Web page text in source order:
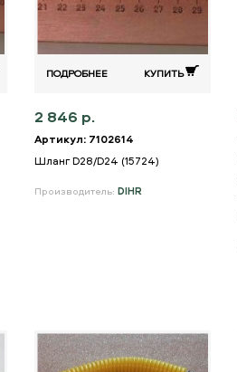
ПОДРОБНЕЕ КУПИТЬ
2 846 р.
Артикул: 7102614
Шланг D28/D24 (15724)
Производитель: DIHR